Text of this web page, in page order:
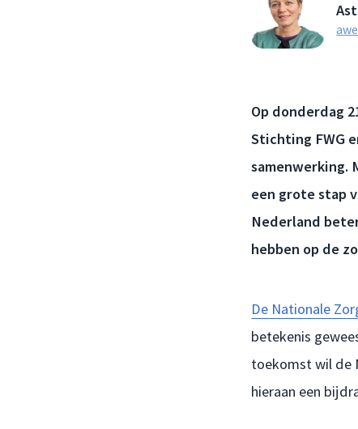
Op donderdag
Stichting FWG
samenwerking.
een grote stap
Nederland
hebben op de
De Nationale
betekenis
toekomst wil de
hieraan een